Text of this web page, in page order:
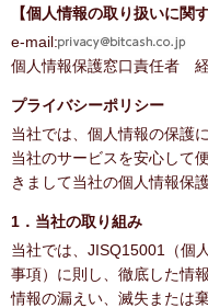
【個人情報の取り扱いに関
e-mail:
個人情報保護窓口責任者
プライバシーポリシー
当社では、個人情報の保護
当社のサービスを安心して
きまして当社の個人情報保
1．当社の取り組み
当社では、JISQ15001（個
事項）に則し、徹底した情
情報の漏えい、滅失または